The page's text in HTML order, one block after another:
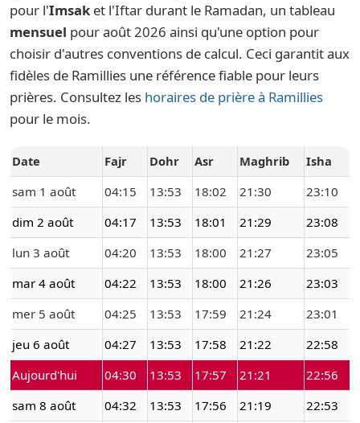
pour l'Imsak et l'Iftar durant le Ramadan, un tableau
mensuel pour août 2026 ainsi qu'une option pour
choisir d'autres conventions de calcul. Ceci garantit aux
fidèles de Ramillies une référence fiable pour leurs
prières. Consultez les horaires de prière à Ramillies
pour le mois.
Date Fajr Dohr Asr Maghrib
Isha
sam 1 août
04:15 13:53 18:02 21:30
23:10
dim 2 août
04:17 13:53 18:01 21:29
23:08
lun 3 août
04:20 13:53 18:00 21:27
23:05
mar 4 août
04:22 13:53 18:00 21:26
23:03
mer 5 août
04:25 13:53 17:59 21:24
23:01
jeu 6 août
04:27 13:53 17:58 21:22
22:58
Aujourd'hui
04:30 13:53 17:57 21:21
22:56
sam 8 août
04:32 13:53 17:56 21:19
22:53